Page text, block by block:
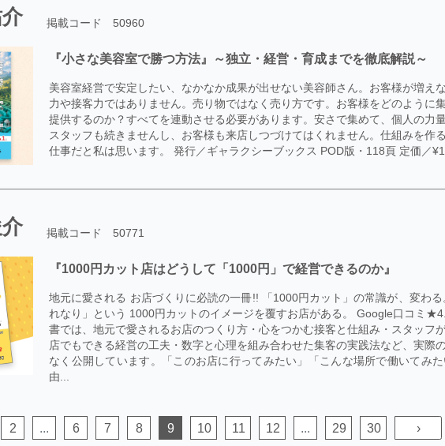
掲載コード 50960
『小さな美容室で勝つ方法』～独立・経営・育成までを徹底解説～
美容室経営で安定したい、なかなか成果が出せない美容師さん。お客様が増え
力や接客力ではありません。売り物ではなく売り方です。お客様をどのように
提供するのか？すべてを連動させる必要があります。安さで集めて、個人の力
スタッフも続きませんし、お客様も来店しつづけてはくれません。仕組みを作
仕事だと私は思います。 発行／ギャラクシーブックス POD版・118頁 定価／
掲載コード 50771
『1000円カット店はどうして「1000円」で経営できるのか』
地元に愛される お店づくりに必読の一冊!! 「1000円カット」の常識が、変わ
れなり」という 1000円カットのイメージを覆すお店がある。 Google口コミ
書では、地元で愛されるお店のつくり方・心をつかむ接客と仕組み・スタッフ
店でもできる経営の工夫・数字と心理を組み合わせた集客の実践法など、実際
なく公開しています。「このお店に行ってみたい」「こんな場所で働いてみ
由...
2 ... 6 7 8 9 10 11 12 ... 29 30 ›